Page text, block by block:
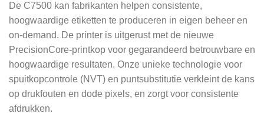
De C7500 kan fabrikanten helpen consistente,
hoogwaardige etiketten te produceren in eigen beheer en
on-demand. De printer is uitgerust met de nieuwe
PrecisionCore-printkop voor gegarandeerd betrouwbare en
hoogwaardige resultaten. Onze unieke technologie voor
spuitkopcontrole (NVT) en puntsubstitutie verkleint de kans
op drukfouten en dode pixels, en zorgt voor consistente
afdrukken.